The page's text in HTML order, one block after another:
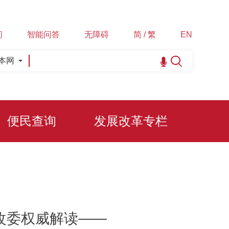
智能问答 无障碍 简 / 繁 EN
网
便民查询 发展改革专栏
委权威解读——